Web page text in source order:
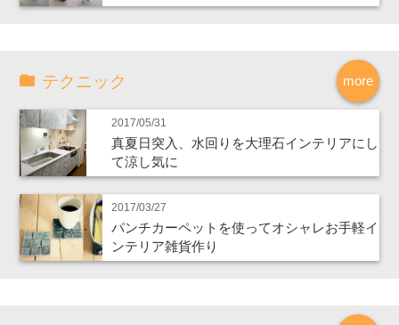
more
テクニック
2017/05/31
真夏日突入、水回りを大理石インテリアにし
て涼し気に
2017/03/27
パンチカーペットを使ってオシャレお手軽イ
ンテリア雑貨作り